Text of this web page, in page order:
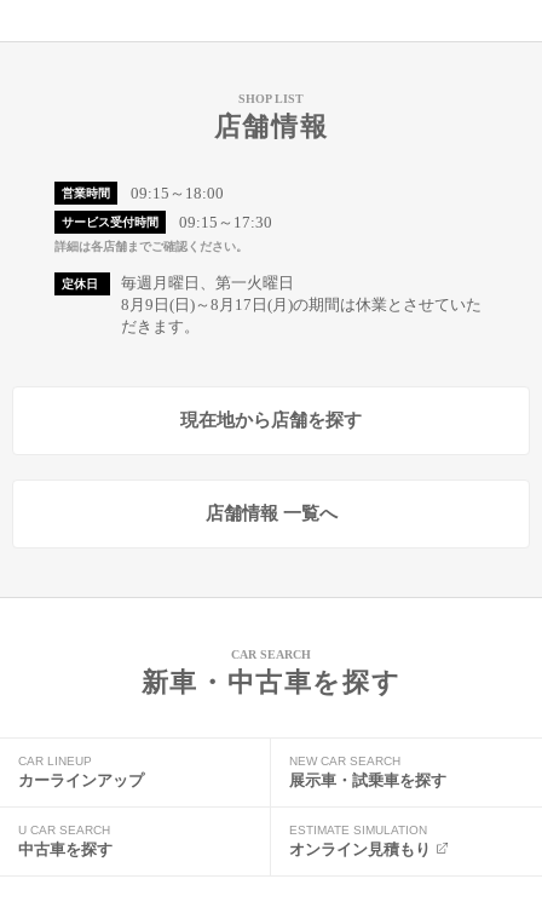
SHOP LIST
店舗情報
営業時間 09:15～18:00
サービス受付時間 09:15～17:30
詳細は各店舗までご確認ください。
定休日
毎週月曜日、第一火曜日
8月9日(日)～8月17日(月)の期間は休業とさせていた
だきます。
現在地から店舗を探す
店舗情報 一覧へ
CAR SEARCH
新車・中古車を探す
CAR LINEUP
カーラインアップ
NEW CAR SEARCH
展示車・試乗車を探す
U CAR SEARCH
中古車を探す
ESTIMATE SIMULATION
オンライン見積もり